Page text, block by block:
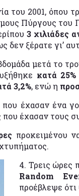
του 2001, όπου
Πύργους
3 χιλιάδες
δεν ξέρατε γι’
μετά το
κατά 25%
3,2%, ενώ η
έχασαν ένα
έχασαν τους
προκειμένου
4. Τρεις ώρες
Random
προέβλεψε